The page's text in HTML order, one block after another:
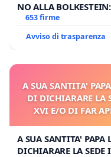
NO ALLA
653 firme
Avviso di trasparenza
A SUA SANTITA'
DI DICHIARARE LA
XVI E/O DI FAR
A SUA SANTITA'
DICHIARARE LA